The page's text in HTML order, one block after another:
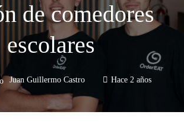
de comedores
escolares
Juan Guillermo Castro Hace 2 años